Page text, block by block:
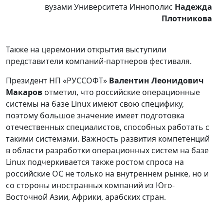
вузами Университета Иннополис Надежда
Плотникова
Также на церемонии открытия выступили
представители компаний-партнеров фестиваля.
Президент НП «РУССОФТ» Валентин Леонидович
Макаров отметил, что российские операционные
системы на базе Linux имеют свою специфику,
поэтому большое значение имеет подготовка
отечественных специалистов, способных работать с
такими системами. Важность развития компетенций
в области разработки операционных систем на базе
Linux подчеркивается также ростом спроса на
российские ОС не только на внутреннем рынке, но и
со стороны иностранных компаний из Юго-
Восточной Азии, Африки, арабских стран.